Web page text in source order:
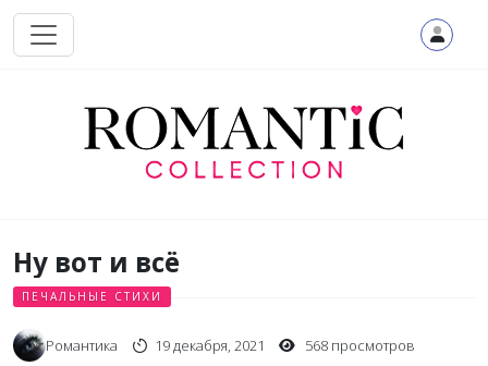
Перейти к основному содержанию
Ну вот и всё
ПЕЧАЛЬНЫЕ СТИХИ
Романтика 19 декабря, 2021
568 просмотров